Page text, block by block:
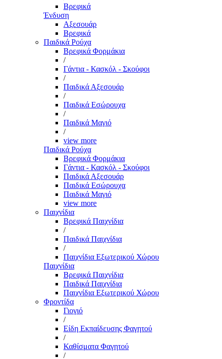
Βρεφικά
Ένδυση
Αξεσουάρ
Βρεφικά
Παιδικά Ρούχα
Βρεφικά Φορμάκια
/
Γάντια - Κασκόλ - Σκούφοι
/
Παιδικά Αξεσουάρ
/
Παιδικά Εσώρουχα
/
Παιδικά Μαγιό
/
view more
Παιδικά Ρούχα
Βρεφικά Φορμάκια
Γάντια - Κασκόλ - Σκούφοι
Παιδικά Αξεσουάρ
Παιδικά Εσώρουχα
Παιδικά Μαγιό
view more
Παιχνίδια
Βρεφικά Παιχνίδια
/
Παιδικά Παιχνίδια
/
Παιχνίδια Εξωτερικού Χώρου
Παιχνίδια
Βρεφικά Παιχνίδια
Παιδικά Παιχνίδια
Παιχνίδια Εξωτερικού Χώρου
Φροντίδα
Γιογιό
/
Είδη Εκπαίδευσης Φαγητού
/
Καθίσματα Φαγητού
/